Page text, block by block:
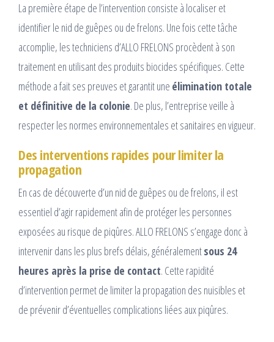
La première étape de l’intervention consiste à localiser et
identifier le nid de guêpes ou de frelons. Une fois cette tâche
accomplie, les techniciens d’ALLO FRELONS procèdent à son
traitement en utilisant des produits biocides spécifiques. Cette
méthode a fait ses preuves et garantit une élimination totale
et définitive de la colonie. De plus, l’entreprise veille à
respecter les normes environnementales et sanitaires en vigueur.
Des interventions rapides pour limiter la
propagation
En cas de découverte d’un nid de guêpes ou de frelons, il est
essentiel d’agir rapidement afin de protéger les personnes
exposées au risque de piqûres. ALLO FRELONS s’engage donc à
intervenir dans les plus brefs délais, généralementsous 24
heures après la prise de contact. Cette rapidité
d’intervention permet de limiter la propagation des nuisibles et
de prévenir d’éventuelles complications liées aux piqûres.